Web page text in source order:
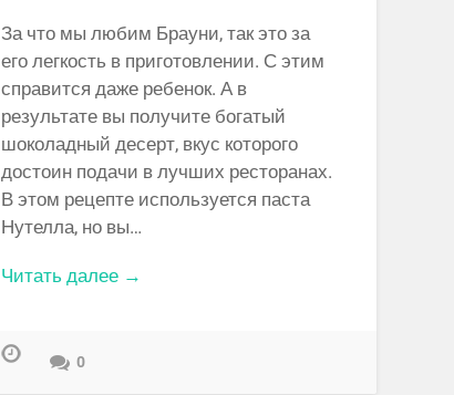
За что мы любим Брауни, так это за
его легкость в приготовлении. С этим
справится даже ребенок. А в
результате вы получите богатый
шоколадный десерт, вкус которого
достоин подачи в лучших ресторанах.
В этом рецепте используется паста
Нутелла, но вы…
Читать далее →
0